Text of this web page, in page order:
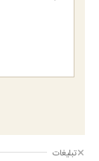
تبلیغات